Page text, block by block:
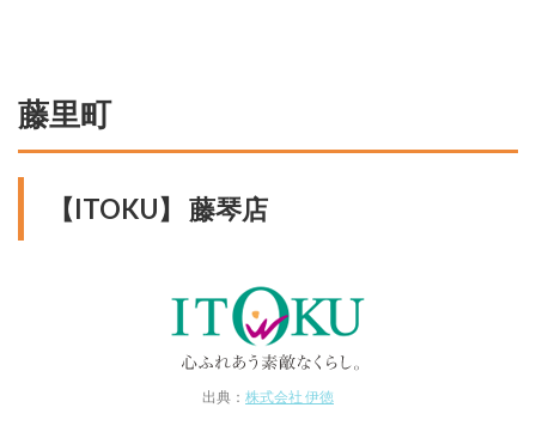
藤里町
【ITOKU】 藤琴店
出典： 株式会社 伊徳